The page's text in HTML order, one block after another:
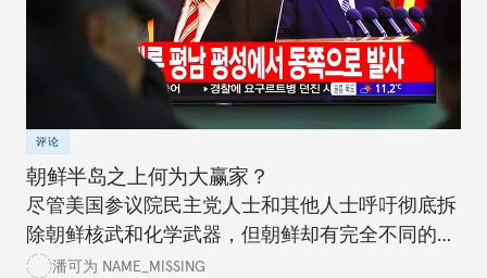
评论
朝鲜半岛之上何为大赢家？
尽管美国参议院民主党人士和其他人士呼吁彻底拆
除朝鲜核武和化学武器，但朝鲜却有完全不同的想
法。美国政党领袖应该清楚认识到进程情况，而不
潘可为 NAME_MISSING